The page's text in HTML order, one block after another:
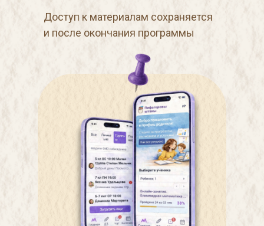
Доступ к материалам сохраняется
и после окончания программы